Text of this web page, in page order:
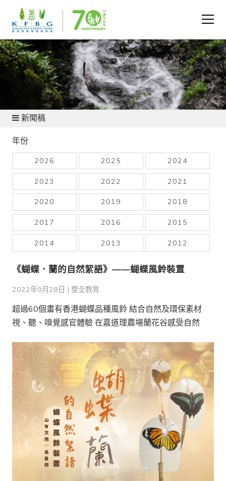
新聞及資源
新聞稿
年份
2026 2025 2024
2023 2022 2021
2020 2019 2018
2017 2016 2015
2014 2013 2012
《蝴蝶．蘭的自然絮語》——蝴蝶風鈴裝置
2022年9月28日 | 整全教育
超過60個畫有香港蝴蝶品種風鈴 結合自然及環保素材
視、聽、嗅覺感官體驗 在嘉道理農場蘭花谷感受自然